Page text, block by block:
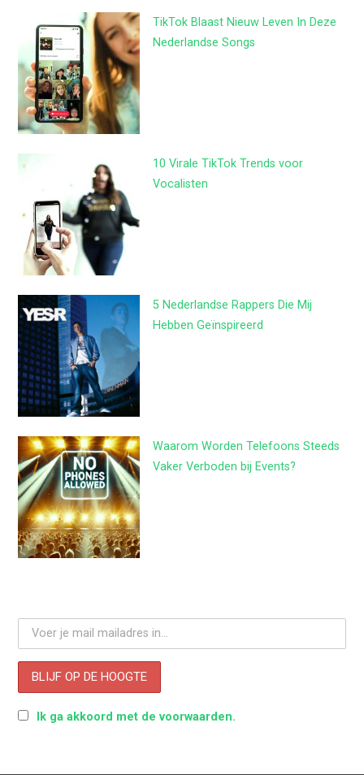
TikTok Blaast Nieuw Leven In Deze
Nederlandse Songs
10 Virale TikTok Trends voor
Vocalisten
5 Nederlandse Rappers Die Mij
Hebben Geïnspireerd
Waarom Worden Telefoons Steeds
Vaker Verboden bij Events?
Ik ga akkoord met de voorwaarden.